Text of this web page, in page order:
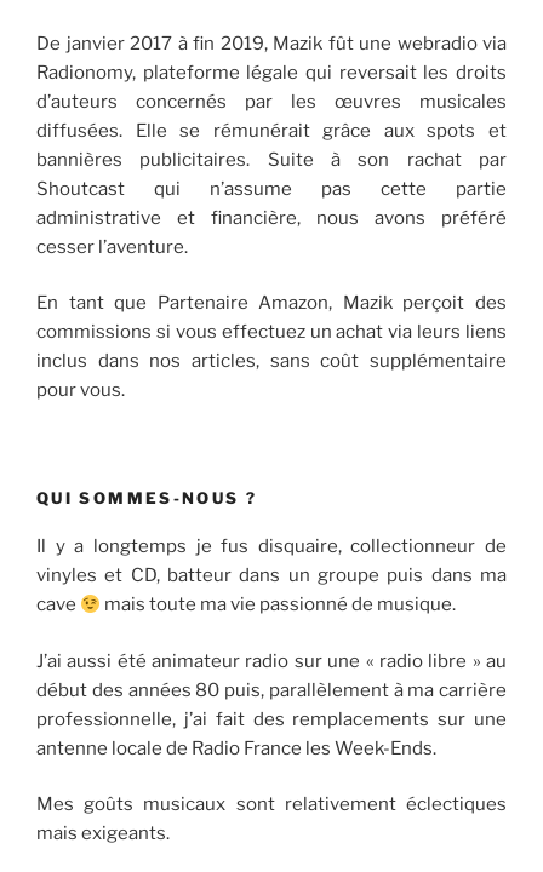
De janvier 2017 à fin 2019, Mazik fût une webradio via
Radionomy, plateforme légale qui reversait les droits
d’auteurs concernés par les œuvres musicales
diffusées. Elle se rémunérait grâce aux spots et
bannières publicitaires. Suite à son rachat par
Shoutcast qui n’assume pas cette partie
administrative et financière, nous avons préféré
cesser l’aventure.
En tant que Partenaire Amazon, Mazik perçoit des
commissions si vous effectuez un achat via leurs liens
inclus dans nos articles, sans coût supplémentaire
pour vous.
QUI SOMMES-NOUS ?
Il y a longtemps je fus disquaire, collectionneur de
vinyles et CD, batteur dans un groupe puis dans ma
cave
mais toute ma vie passionné de musique.
J’ai aussi été animateur radio sur une « radio libre » au
début des années 80 puis, parallèlement à ma carrière
professionnelle, j’ai fait des remplacements sur une
antenne locale de Radio France les Week-Ends.
Mes goûts musicaux sont relativement éclectiques
mais exigeants.